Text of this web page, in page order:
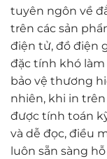
tuyên ngôn về
trên các sản
điện tử, đồ điện
đặc tính khó
bảo vệ thương
nhiên, khi in
được tính toán
và dễ đọc, điều
luôn sẵn sàng